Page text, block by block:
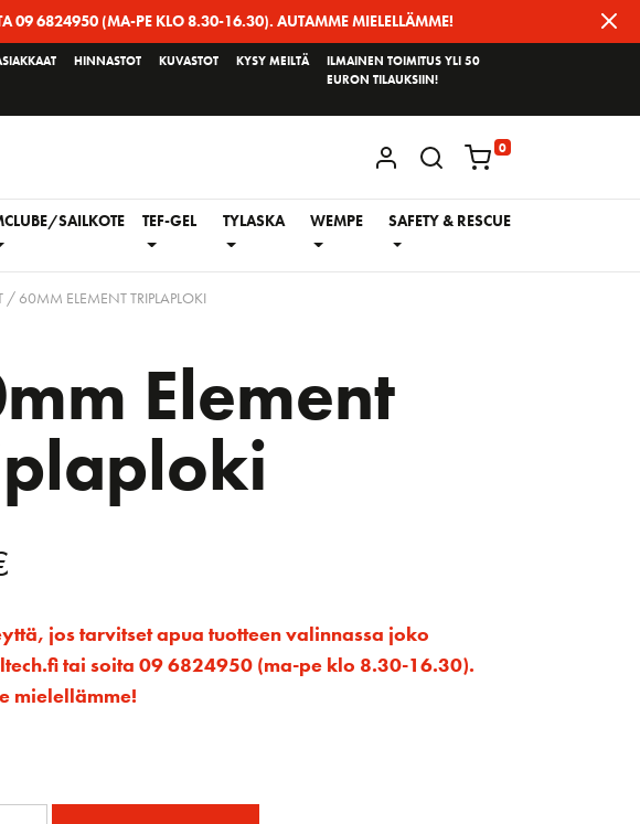
09 6824950 (MA-PE KLO 8.30-16.30). AUTAMME MIELELLÄMME!
HINNASTOT KUVASTOT KYSY MEILTÄ
ILMAINEN TOIMITUS YLI 50
EURON TILAUKSIIN!
KIRJAUDU / REKISTERÖIDY
0
SAILKOTE TEF-GEL TYLASKA WEMPE SAFETY & RESCUE
/ 60MM ELEMENT TRIPLAPLOKI
Element
jos tarvitset apua tuotteen valinnassa joko
tai soita 09 6824950 (ma-pe klo 8.30-16.30).
mielellämme!